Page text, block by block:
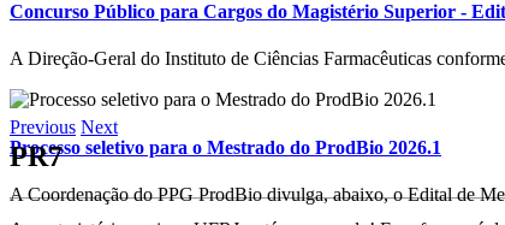
Concurso Público para Cargos do Magistério Superior -
A Direção-Geral do Instituto de Ciências Farmacêuticas
Processo seletivo para o Mestrado do ProdBio 2026.1
A Coordenação do PPG ProdBio divulga, abaixo, o Edital de
Previous Next
PR7